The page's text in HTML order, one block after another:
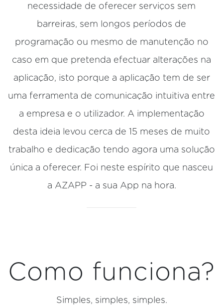
necessidade de oferecer serviços sem
barreiras, sem longos períodos de
programação ou mesmo de manutenção no
caso em que pretenda efectuar alterações na
aplicação, isto porque a aplicação tem de ser
uma ferramenta de comunicação intuitiva entre
a empresa e o utilizador. A implementação
desta ideia levou cerca de 15 meses de muito
trabalho e dedicação tendo agora uma solução
única a oferecer. Foi neste espírito que nasceu
a AZAPP - a sua App na hora.
Como funciona?
Simples, simples, simples.